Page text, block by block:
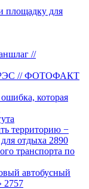
площадку для
//
ГРЭС // ФОТОФАКТ
которая
территорию −
отдыха 2890
транспорта по
автобусный
2757